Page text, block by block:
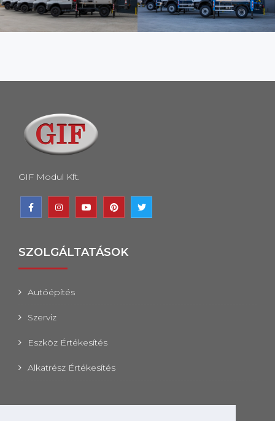
GIF Modul Kft.
SZOLGÁLTATÁSOK
Autóépítés
Szerviz
Eszköz Értékesítés
Alkatrész Értékesítés